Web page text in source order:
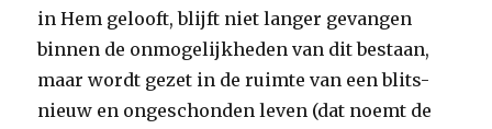
in Hem gelooft, blijft niet langer gevangen
binnen de onmogelijkheden van dit bestaan,
maar wordt gezet in de ruimte van een blits-
nieuw en ongeschonden leven (dat noemt de